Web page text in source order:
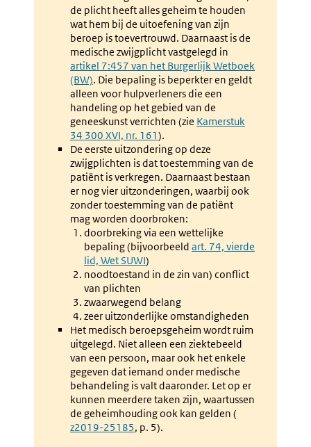
de plicht heeft alles geheim te houden
wat hem bij de uitoefening van zijn
beroep is toevertrouwd. Daarnaast is de
medische zwijgplicht vastgelegd in
link:
artikel 7:457 van het Burgerlijk Wetboek
(BW). Die bepaling is beperkter en geldt
alleen voor hulpverleners die een
handeling op het gebied van de
geneeskunst verrichten (zie Kamerstuk
34 300 XVI, nr. 161).
De eerste uitzondering op deze
zwijgplichten is dat toestemming van de
patiënt is verkregen. Daarnaast bestaan
er nog vier uitzonderingen, waarbij ook
zonder toestemming van de patiënt
mag worden doorbroken:
doorbreking via een wettelijke
bepaling (bijvoorbeeld Externe
art. 74, vierde
lid, Wet SUWI)
noodtoestand in de zin van) conflict
van plichten
zwaarwegend belang
zeer uitzonderlijke omstandigheden
Het medisch beroepsgeheim wordt ruim
uitgelegd. Niet alleen een ziektebeeld
van een persoon, maar ook het enkele
gegeven dat iemand onder medische
behandeling is valt daaronder. Let op er
kunnen meerdere taken zijn, waartussen
de geheimhouding ook kan gelden (
z2019-25185, p. 5).